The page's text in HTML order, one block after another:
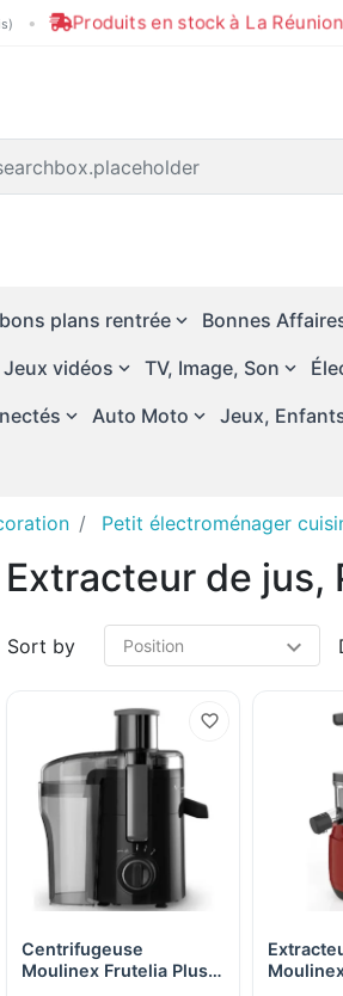
• Produits en stock à La
plans rentrée Bonnes
vidéos TV, Image, Son
Auto Moto Jeux,
Petit électroménager
Extracteur de jus,
Sort by
Quick View
Centrifugeuse
Moulinex Frutelia Plus